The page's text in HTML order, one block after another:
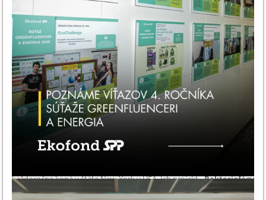
18
Víťazstvo na Festivale vedy a techniky AMAVET v októbri minulého
každoročne koná v štáte New York v USA. Ich projekt„Bakteriofágy
ako inovatívny nástroj čistenia odpadových vôd“ zaujal odbornú
porotu natoľko, že získal postup medzi najlepšie študentské vedecké